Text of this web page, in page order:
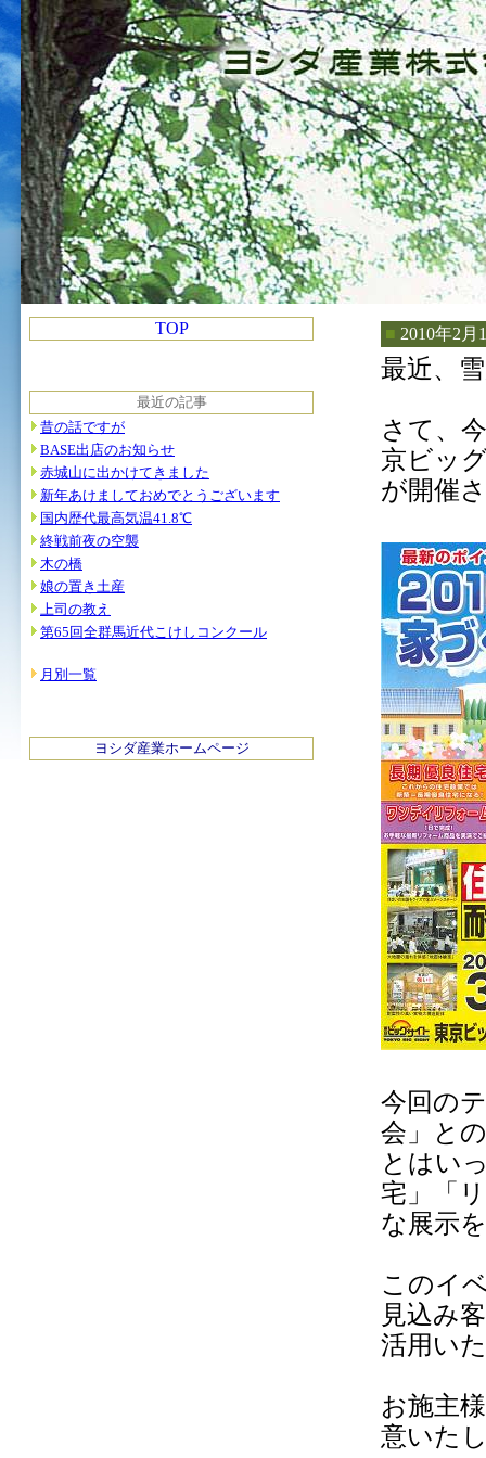
■ 2010年2
最近、
さて、
京ビッ
が開催
今回の
会」と
とはい
宅」「
な展示
このイ
見込み
活用い
お施主
意いた
TOP
最近の記事
昔の話ですが
BASE出店のお知らせ
赤城山に出かけてきました
新年あけましておめでとうございます
国内歴代最高気温41.8℃
終戦前夜の空襲
木の橋
娘の置き土産
上司の教え
第65回全群馬近代こけしコンクール
月別一覧
ヨシダ産業ホームページ